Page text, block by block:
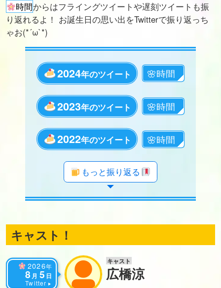
時間からはフライングツイートや遅刻ツイートも振
り返れるよ！ お誕生日の思い出をTwitterで振り返っち
ゃお(*´ω`*)
2024年のツイート
2023年のツイート
2022年のツイート
年のツイート
年のツイート
年のツイート
年のツイート
年のツイート
年のツイート
年のツイート
年のツイート
年のツイート
年のツイート
年のツイート
年のツイート
年のツイート
年のツイート
年のツイート
年のツイート
もっと振り返る
キャスト！
2026年
8 月 5 日
Twitter
キャスト
広橋涼